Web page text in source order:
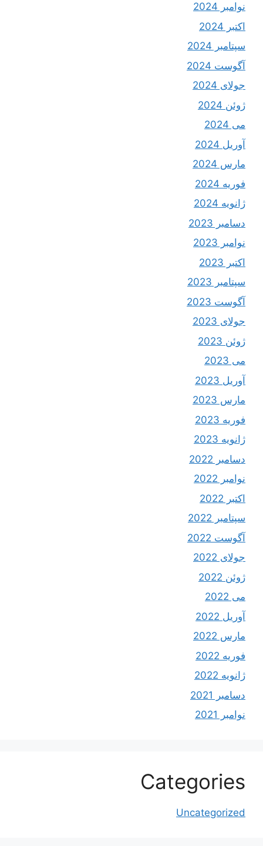
نوامبر 2024
اکتبر 2024
سپتامبر 2024
آگوست 2024
جولای 2024
ژوئن 2024
می 2024
آوریل 2024
مارس 2024
فوریه 2024
ژانویه 2024
دسامبر 2023
نوامبر 2023
اکتبر 2023
سپتامبر 2023
آگوست 2023
جولای 2023
ژوئن 2023
می 2023
آوریل 2023
مارس 2023
فوریه 2023
ژانویه 2023
دسامبر 2022
نوامبر 2022
اکتبر 2022
سپتامبر 2022
آگوست 2022
جولای 2022
ژوئن 2022
می 2022
آوریل 2022
مارس 2022
فوریه 2022
ژانویه 2022
دسامبر 2021
نوامبر 2021
Categories
Uncategorized